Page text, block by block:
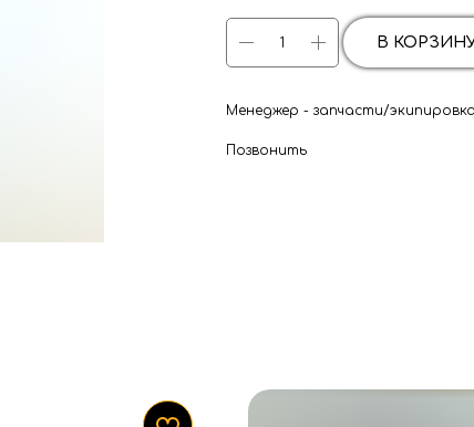
В
Менеджер - запчасти/
Позвонить